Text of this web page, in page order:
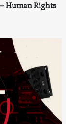
Human Rights